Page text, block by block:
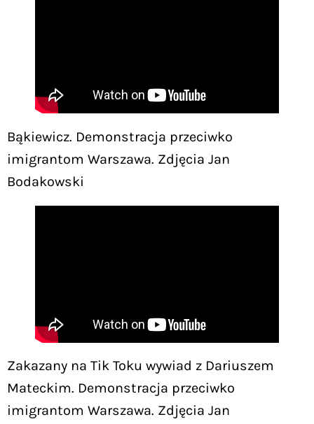
Bąkiewicz. Demonstracja przeciwko
imigrantom Warszawa. Zdjęcia Jan
Bodakowski
Zakazany na Tik Toku wywiad z Dariuszem
Mateckim. Demonstracja przeciwko
imigrantom Warszawa. Zdjęcia Jan